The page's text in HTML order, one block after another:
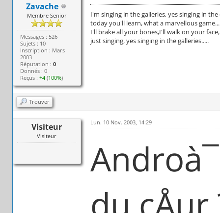
Zavache
Membre Senior
Messages : 526
Sujets : 10
Inscription : Mars
2003
Réputation :0
Donnés : 0
Reçus :+4 (100%)
I'm singing in the galleries, yes singing in
today you'll learn, what a marvellous game...
I'll brake all your bones,I'll walk on your face,
just singing, yes singing in the galleries.....
Trouver
Visiteur
Visiteur
Lun. 10 Nov. 2003, 14:29